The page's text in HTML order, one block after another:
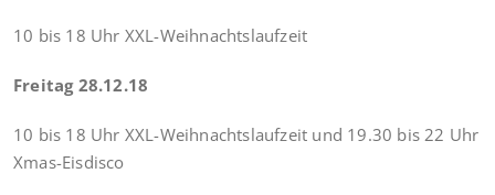
10 bis 18 Uhr XXL-Weihnachtslaufzeit
Freitag 28.12.18
10 bis 18 Uhr XXL-Weihnachtslaufzeit und 19.30 bis 22 Uhr
Xmas-Eisdisco